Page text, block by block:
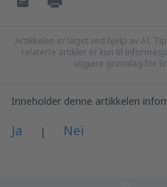
Artikkelen er laget ved hjelp av AI.
relaterte artikler er kun til
utgjøre grunnlag for
Inneholder denne artikkelen
Ja | Nei